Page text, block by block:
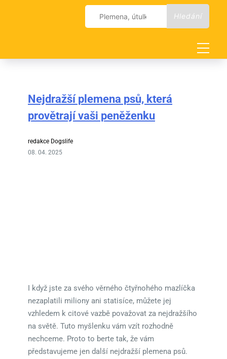
Vyhledávání
Nejdražší plemena psů, která
provětrají vaši peněženku
redakce Dogslife
08. 04. 2025
I když jste za svého věrného čtyřnohého mazlíčka
nezaplatili miliony ani statisíce, můžete jej
vzhledem k citové vazbě považovat za nejdražšího
na světě. Tuto myšlenku vám vzít rozhodně
nechceme. Proto to berte tak, že vám
představujeme jen další nejdražší plemena psů.